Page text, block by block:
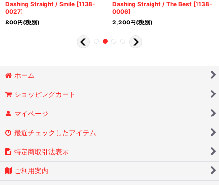
Dashing Straight / Smile [1138-
0027]
800円(税別)
Dashing Straight / The Best [1138-
0006]
2,200円(税別)
ホーム
ショッピングカート
マイページ
最近チェックしたアイテム
特定商取引法表示
ご利用案内